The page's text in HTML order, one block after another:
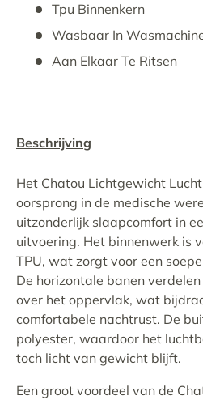
Tpu Binnenkern
Wasbaar In
Aan Elkaar Te Ritsen
Beschrijving
Het Chatou Lichtgewicht
oorsprong in de medische
uitzonderlijk slaapcomfort in
uitvoering. Het binnenwerk is
TPU, wat zorgt voor een
De horizontale banen
over het oppervlak, wat
comfortabele nachtrust. De
polyester, waardoor het
toch licht van gewicht blijft.
Een groot voordeel van de